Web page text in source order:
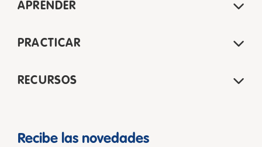
APRENDER
PRACTICAR
RECURSOS
Recibe las novedades